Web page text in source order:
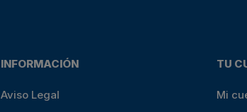
INFORMACIÓN
Aviso Legal
TU
Mi